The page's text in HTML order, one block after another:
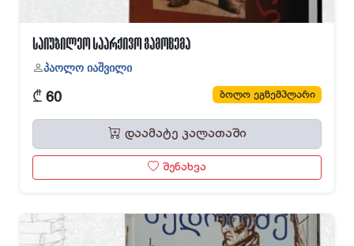
საიუბილეო საარქივო გამოცემა
პაოლო იაშვილი
₾ 60 ბოლო ეგზემპლარი
დაამატე კალათაში
შენახვა